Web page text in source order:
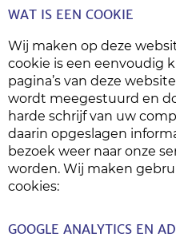
WAT IS EEN COOKIE
Wij maken op deze
cookie is een eenvoudig
pagina’s van deze
wordt meegestuurd en
harde schrijf van uw
daarin opgeslagen
bezoek weer naar onze
worden. Wij maken
cookies:
GOOGLE ANALYTICS EN